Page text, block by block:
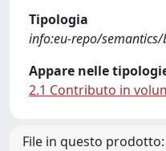
Tipologia
info:eu-repo/
Appare nelle
2.1 Contributo in
File in questo prodotto: